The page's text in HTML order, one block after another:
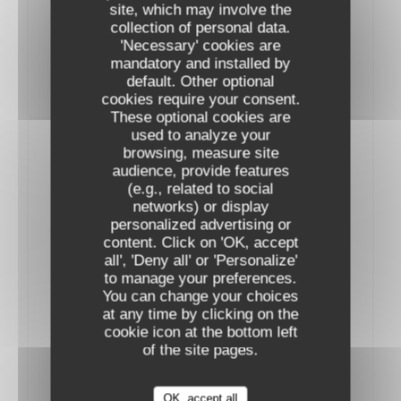
site, which may involve the
collection of personal data.
'Necessary' cookies are
mandatory and installed by
default. Other optional
cookies require your consent.
These optional cookies are
used to analyze your
browsing, measure site
audience, provide features
(e.g., related to social
networks) or display
personalized advertising or
content. Click on 'OK, accept
all', 'Deny all' or 'Personalize'
to manage your preferences.
You can change your choices
at any time by clicking on the
cookie icon at the bottom left
of the site pages.
OK, accept all
AOP L'Alzetto Prestige Famille Albertini
2023
53,00 EUR
Vins Rouges
BOURGOGNE
AOC Pinot Noir Thierry et Pascale Matrot
2022
54,00 EUR
AOC MarangesThierry et Pascale Matrot
2023
57,00 EUR